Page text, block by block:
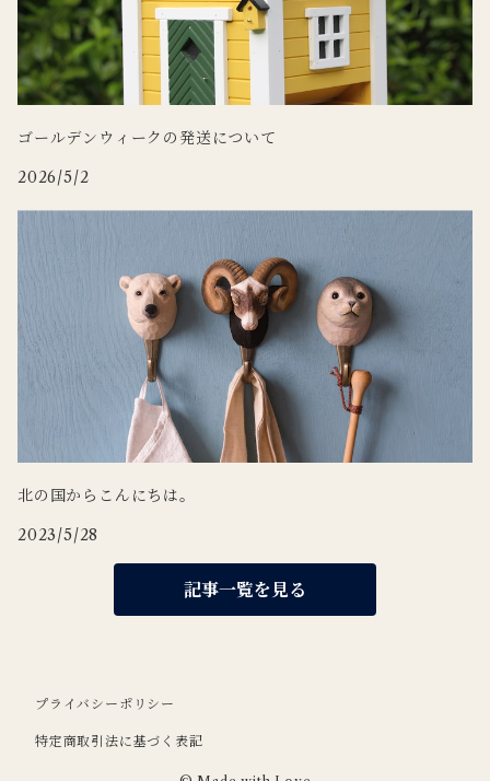
ゴールデンウィークの発送について
2026/5/2
北の国からこんにちは。
2023/5/28
記事一覧を見る
プライバシーポリシー
特定商取引法に基づく表記